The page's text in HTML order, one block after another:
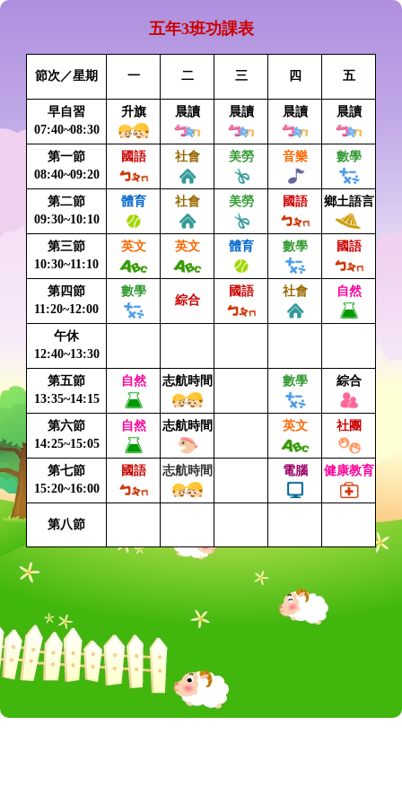
五年3班功課表
節次／星期 一 二 三 四 五
早自習
07:40~08:30
升旗 晨讀 晨讀 晨讀 晨讀
第一節
08:40~09:20
國語 社會 美勞 音樂 數學
第二節
09:30~10:10
體育 社會 美勞 國語 鄉土語言
第三節
10:30~11:10
英文 英文 體育 數學 國語
第四節
11:20~12:00
數學
綜合
國語 社會 自然
午休
12:40~13:30
第五節
13:35~14:15
自然 志航時間 數學 綜合
第六節
14:25~15:05
自然 志航時間 英文 社團
第七節
15:20~16:00
國語 志航時間 電腦 健康教育
第八節